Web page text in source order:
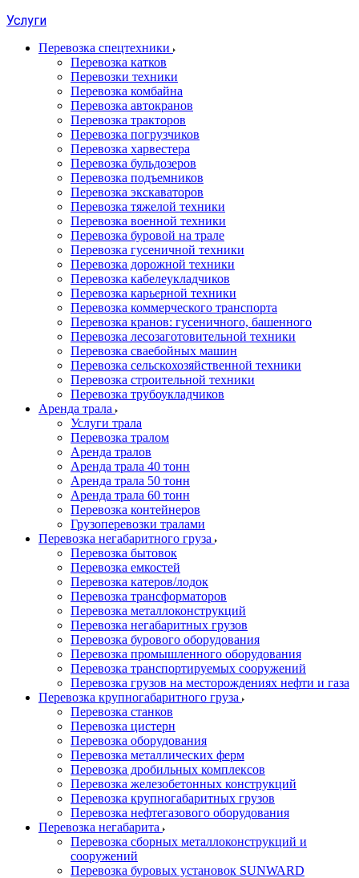
Услуги
Перевозка спецтехники
Перевозка катков
Перевозки техники
Перевозка комбайна
Перевозка автокранов
Перевозка тракторов
Перевозка погрузчиков
Перевозка харвестера
Перевозка бульдозеров
Перевозка подъемников
Перевозка экскаваторов
Перевозка тяжелой техники
Перевозка военной техники
Перевозка буровой на трале
Перевозка гусеничной техники
Перевозка дорожной техники
Перевозка кабелеукладчиков
Перевозка карьерной техники
Перевозка коммерческого транспорта
Перевозка кранов: гусеничного, башенного
Перевозка лесозаготовительной техники
Перевозка сваебойных машин
Перевозка сельскохозяйственной техники
Перевозка строительной техники
Перевозка трубоукладчиков
Аренда трала
Услуги трала
Перевозка тралом
Аренда тралов
Аренда трала 40 тонн
Аренда трала 50 тонн
Аренда трала 60 тонн
Перевозка контейнеров
Грузоперевозки тралами
Перевозка негабаритного груза
Перевозка бытовок
Перевозка емкостей
Перевозка катеров/лодок
Перевозка трансформаторов
Перевозка металлоконструкций
Перевозка негабаритных грузов
Перевозка бурового оборудования
Перевозка промышленного оборудования
Перевозка транспортируемых сооружений
Перевозка грузов на месторождениях нефти и газа
Перевозка крупногабаритного груза
Перевозка станков
Перевозка цистерн
Перевозка оборудования
Перевозка металлических ферм
Перевозка дробильных комплексов
Перевозка железобетонных конструкций
Перевозка крупногабаритных грузов
Перевозка нефтегазового оборудования
Перевозка негабарита
Перевозка сборных металлоконструкций и
сооружений
Перевозка буровых установок SUNWARD